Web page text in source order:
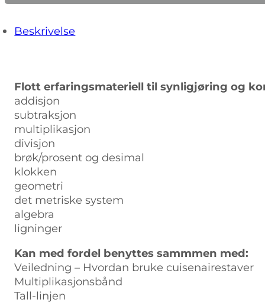
Beskrivelse
Flott erfaringsmateriell til synligjøring og
addisjon
subtraksjon
multiplikasjon
divisjon
brøk/prosent og desimal
klokken
geometri
det metriske system
algebra
ligninger
Kan med fordel benyttes sammmen med:
Veiledning – Hvordan bruke cuisenairestaver
Multiplikasjonsbånd
Tall-linjen